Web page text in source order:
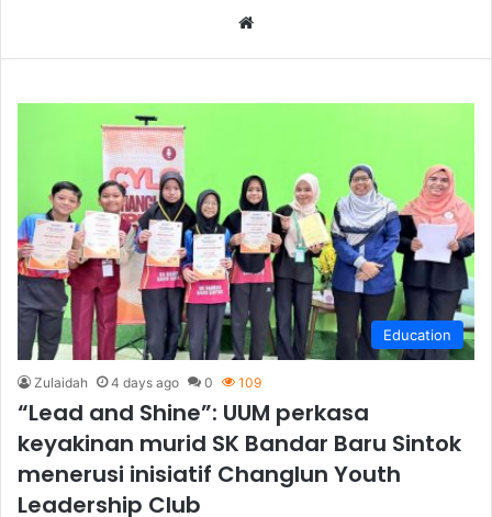
Education
Zulaidah 4 days ago 0 109
“Lead and Shine”: UUM perkasa
keyakinan murid SK Bandar Baru Sintok
menerusi inisiatif Changlun Youth
Leadership Club